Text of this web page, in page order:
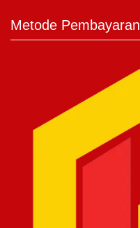
Metode Pembayaran